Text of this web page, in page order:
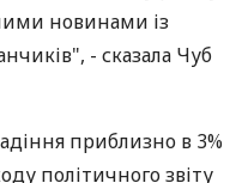
новинами із
- сказала Чуб
приблизно в 3%
політичного звіту